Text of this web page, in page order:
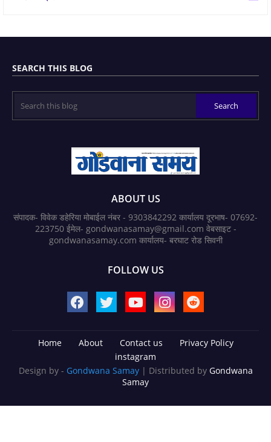
SEARCH THIS BLOG
ABOUT US
संपादक- विवेक डहेरिया मोबाईल नंबर - 9303842292 कार्यालय दूरभाष- 07692-
223750 ईमेल- gondwanasamay@gmail.com वेबसाइट -
gondwanasamay.com कार्यालय- बरघाट रोड सिवनी
FOLLOW US
Home About Contact us
Privacy Policy
instagram
Design by - Gondwana Samay | Distributed by Gondwana
Samay